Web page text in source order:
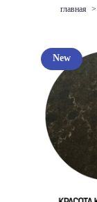
главная >
New